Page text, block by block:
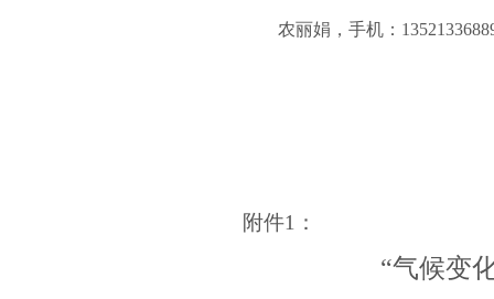
农丽娟，手机：
附件1 ：
“气候变